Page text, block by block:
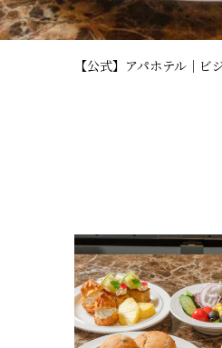
【公式】アパホテル｜ビ